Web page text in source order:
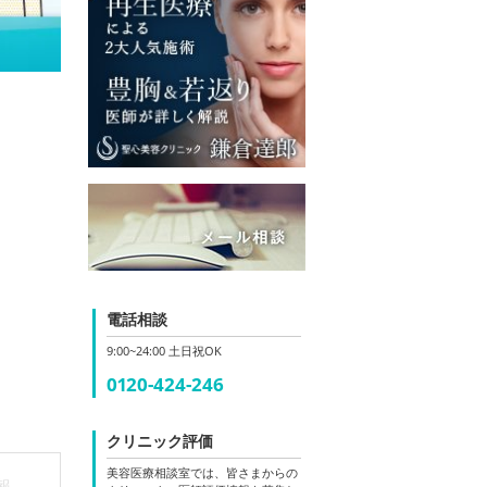
電話相談
9:00~24:00 土日祝OK
0120-424-246
クリニック評価
美容医療相談室では、皆さまからの